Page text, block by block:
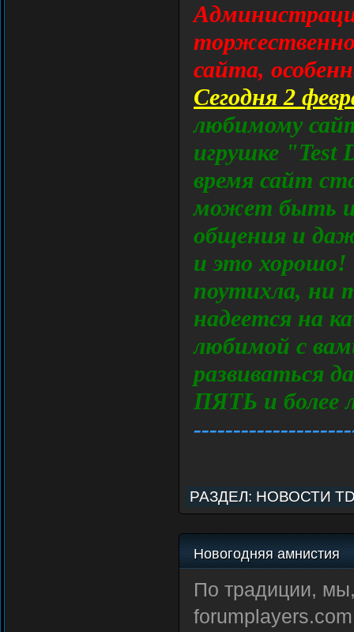
торжественно
сайта,
Сегодня 2
любимому
игрушке
время сайт
может быть
общения и
и это хорошо!
поутихла, ни
надеется на
любимой с
развиваться
ПЯТЬ и более
РАЗДЕЛ: НОВОСТИ
Новогодняя амнистия
По традиции,